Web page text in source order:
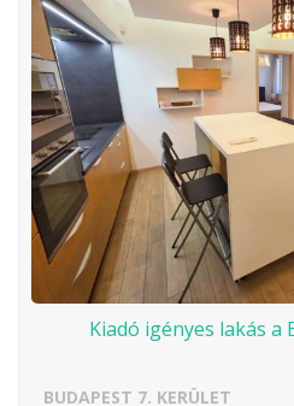
Kiadó igényes lakás a
BUDAPEST 7. KERÜLET